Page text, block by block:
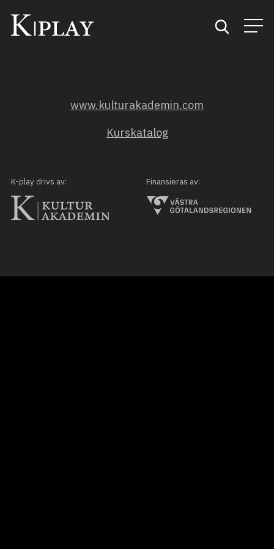
Kategorier
Mina favoriter
www.kulturakademin.com
Kurskatalog
K-play drivs av: Finansieras av: